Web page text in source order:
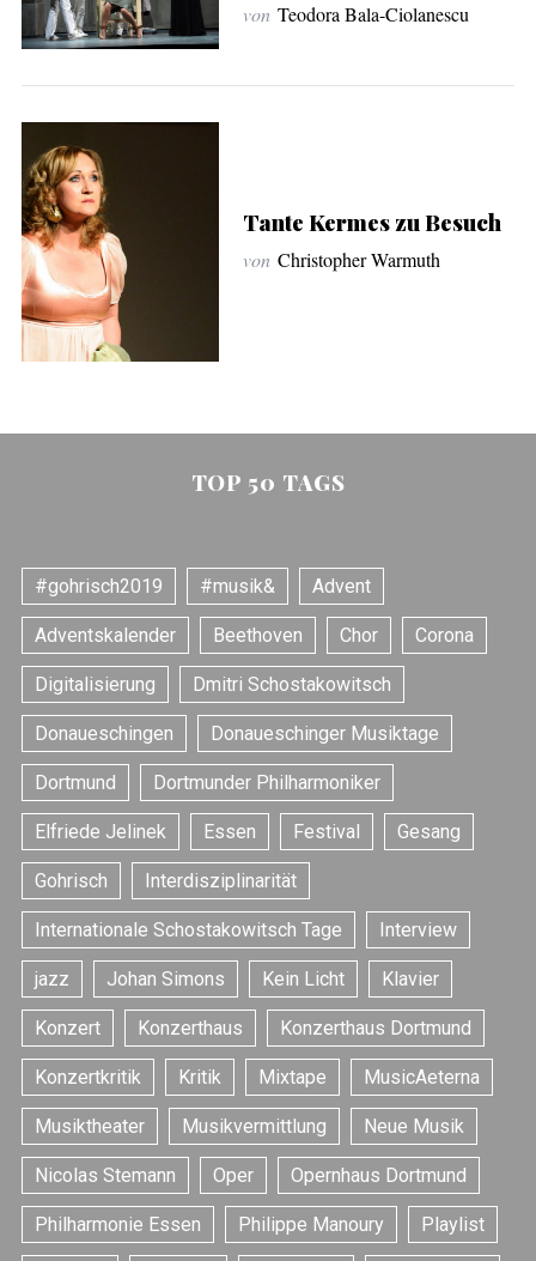
von Teodora Bala-Ciolanescu
Tante Kermes zu Besuch
von Christopher Warmuth
TOP 50 TAGS
#gohrisch2019 #musik& Advent
Adventskalender Beethoven Chor Corona
Digitalisierung Dmitri Schostakowitsch
Donaueschingen Donaueschinger Musiktage
Dortmund Dortmunder Philharmoniker
Elfriede Jelinek Essen Festival Gesang
Gohrisch Interdisziplinarität
Internationale Schostakowitsch Tage Interview
jazz Johan Simons Kein Licht Klavier
Konzert Konzerthaus Konzerthaus Dortmund
Konzertkritik Kritik Mixtape MusicAeterna
Musiktheater Musikvermittlung Neue Musik
Nicolas Stemann Oper Opernhaus Dortmund
Philharmonie Essen Philippe Manoury Playlist